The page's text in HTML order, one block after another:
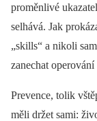
proměnlivé
selhává. Jak
„skills“ a nikoli
zanechat
Prevence, tolik
měli držet sami: